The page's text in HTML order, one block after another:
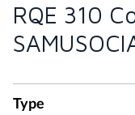
RQE 310
Type